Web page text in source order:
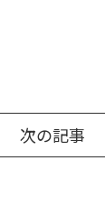
次の記事